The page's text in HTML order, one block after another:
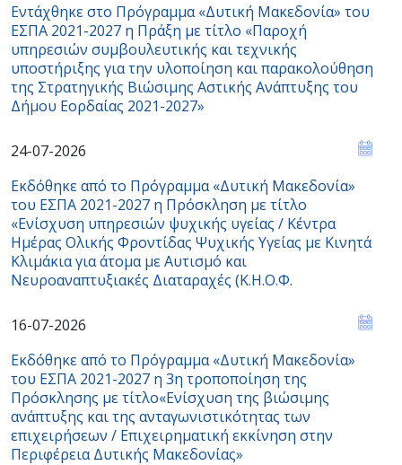
Εντάχθηκε στο Πρόγραμμα «Δυτική Μακεδονία» του
ΕΣΠΑ 2021-2027 η Πράξη με τίτλο «Παροχή
υπηρεσιών συμβουλευτικής και τεχνικής
υποστήριξης για την υλοποίηση και παρακολούθηση
της Στρατηγικής Βιώσιμης Αστικής Ανάπτυξης του
Δήμου Εορδαίας 2021-2027»
24-07-2026
Εκδόθηκε από το Πρόγραμμα «Δυτική Μακεδονία»
του ΕΣΠΑ 2021-2027 η Πρόσκληση με τίτλο
«Ενίσχυση υπηρεσιών ψυχικής υγείας / Κέντρα
Ημέρας Ολικής Φροντίδας Ψυχικής Υγείας με Κινητά
Κλιμάκια για άτομα με Αυτισμό και
Νευροαναπτυξιακές Διαταραχές (Κ.Η.Ο.Φ.
16-07-2026
Εκδόθηκε από το Πρόγραμμα «Δυτική Μακεδονία»
του ΕΣΠΑ 2021-2027 η 3η τροποποίηση της
Πρόσκλησης με τίτλο«Ενίσχυση της βιώσιμης
ανάπτυξης και της ανταγωνιστικότητας των
επιχειρήσεων / Επιχειρηματική εκκίνηση στην
Περιφέρεια Δυτικής Μακεδονίας»